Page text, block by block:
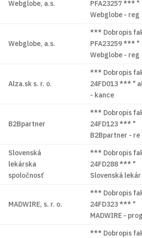
Webglobe, a.s.
PFA23257 *** "
Webglobe - reg
Webglobe, a.s.
*** Dobropis
PFA23259 *** "
Webglobe - reg
Alza.sk s. r. o.
*** Dobropis
24FD013 *** "
- kance
B2Bpartner
*** Dobropis
24FD123 *** "
B2Bpartner - re
Slovenská
lekárska
spoločnosť
*** Dobropis
24FD288 *** "
Slovenská lekár
MADWIRE, s. r. o.
*** Dobropis
24FD323 *** "
MADWIRE -
*** Dobropis